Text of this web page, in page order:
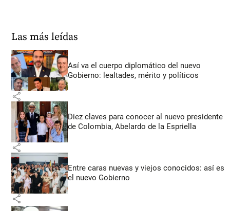
Las más leídas
Así va el cuerpo diplomático del nuevo
Gobierno: lealtades, mérito y políticos
share
Diez claves para conocer al nuevo presidente
de Colombia, Abelardo de la Espriella
share
Entre caras nuevas y viejos conocidos: así es
el nuevo Gobierno
share